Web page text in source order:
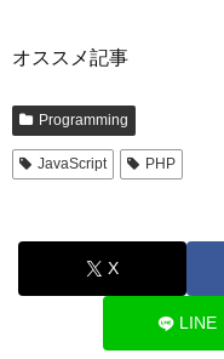
オススメ記事
Programming
JavaScript PHP
X
LINE